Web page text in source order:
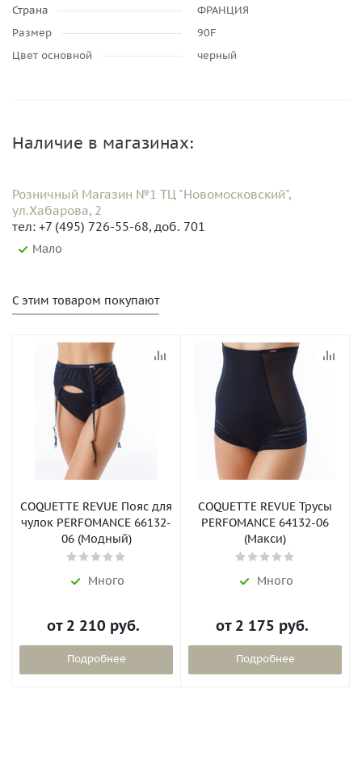
Страна
ФРАНЦИЯ
Размер
90F
Цвет основной
черный
Наличие в магазинах:
Розничный Магазин №1 ТЦ "Новомосковский",
ул.Хабарова, 2
тел: +7 (495) 726-55-68, доб. 701
Мало
С этим товаром покупают
COQUETTE REVUE Пояс для
чулок PERFOMANCE 66132-
06 (Модный)
Много
от 2 210 руб.
Подробнее
COQUETTE REVUE Трусы
PERFOMANCE 64132-06
(Макси)
Много
от 2 175 руб.
Подробнее